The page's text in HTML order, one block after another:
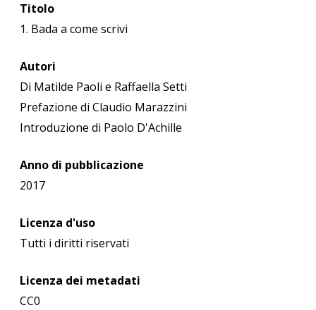
Titolo
1. Bada a come scrivi
Autori
Di Matilde Paoli e Raffaella Setti
Prefazione di Claudio Marazzini
Introduzione di Paolo D'Achille
Anno di pubblicazione
2017
Licenza d'uso
Tutti i diritti riservati
Licenza dei metadati
CC0